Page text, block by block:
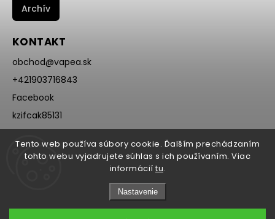
Tento web používa súbory cookie. Ďalším prechádzaním
tohto webu vyjadrujete súhlas s ich používaním. Viac
informácií tu.
Nastavenie
Archív
KONTAKT
obchod@vapea.sk
+421903716843
Facebook
kzifcak85131
@vapea.slovensko